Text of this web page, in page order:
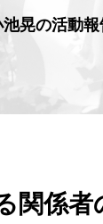
池晃の活動報
関係